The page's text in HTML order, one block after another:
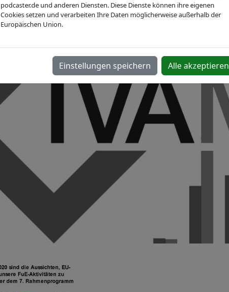
podcaster.de und anderen Diensten. Diese Dienste können ihre eigenen
Cookies setzen und verarbeiten Ihre Daten möglicherweise außerhalb der
Europäischen Union.
Einstellungen speichern Alle akzeptieren